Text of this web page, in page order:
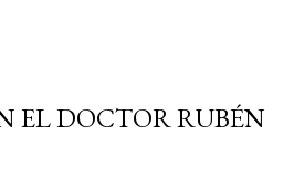
EL DOCTOR RUBÉN